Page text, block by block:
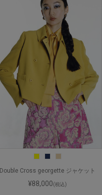
Double Cross georgette ジャケット
¥88,000(税込)